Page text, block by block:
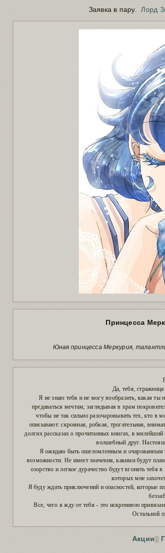
Заявка в пару.Лорд
Принцесса
Юная принцесса Меркурия,
Да, тебя,
Я не знаю тебя и не могу вообразить, какая
предаваться мечтам, заглядывая в храм
чтобы не так сильно разочаровывать тех, кто в
описывают: скромная, робкая, трогательная,
долгих рассказах о прочитанных книгах, в
волшебный друг.
Я ожидаю быть ошеломленным и очарованным
возможности. Не имеет значения, какими будут
озорство и легкое дурачество будут вгонять
которых мне
Я буду ждать приключений и опасностей, которые
Все, чего я жду от тебя - это искреннюю
Остальной
Акции░︎